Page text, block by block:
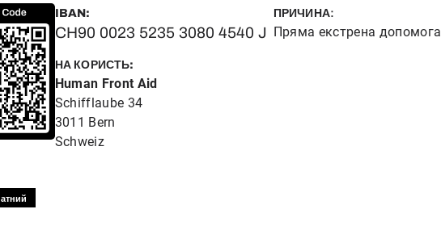
IBAN:
CH90 0023 5235 3080 4540 J
НА КОРИСТЬ:
Human Front Aid
Schifflaube 34
3011 Bern
Schweiz
ПРИЧИНА:
Пряма екстрена допомога